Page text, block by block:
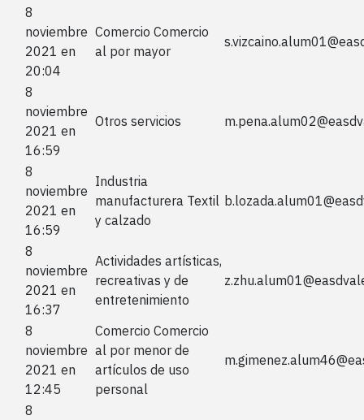
8
noviembre
2021 en
20:04
Comercio Comercio
al por mayor
8
noviembre
2021 en
16:59
Otros servicios
8
noviembre
2021 en
16:59
Industria
manufacturera Textil
y calzado
8
noviembre
2021 en
16:37
Actividades artísticas,
recreativas y de
entretenimiento
8
noviembre
2021 en
12:45
Comercio Comercio
al por menor de
artículos de uso
personal
8